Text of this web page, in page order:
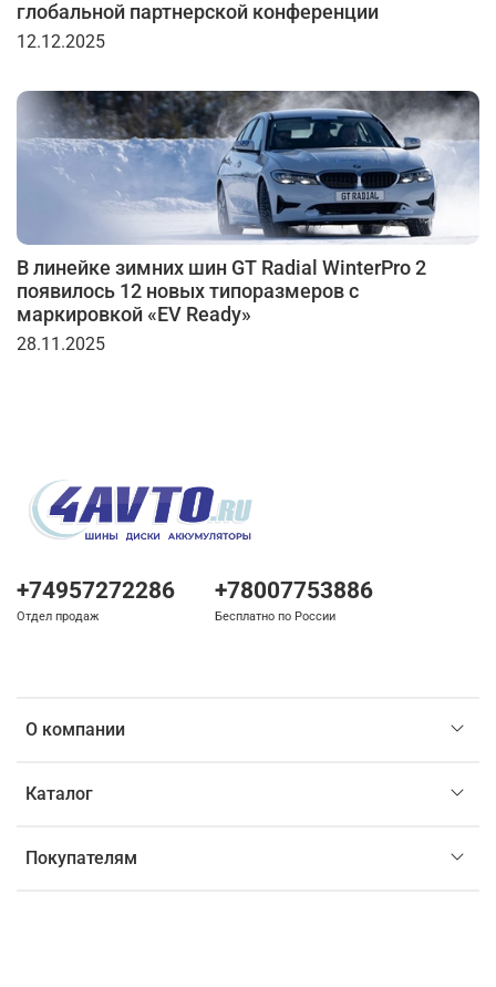
глобальной партнерской конференции
12.12.2025
В линейке зимних шин GT Radial WinterPro 2
появилось 12 новых типоразмеров с
маркировкой «EV Ready»
28.11.2025
О компании
Каталог
Покупателям
+74957272286
Отдел продаж
+78007753886
Бесплатно по России